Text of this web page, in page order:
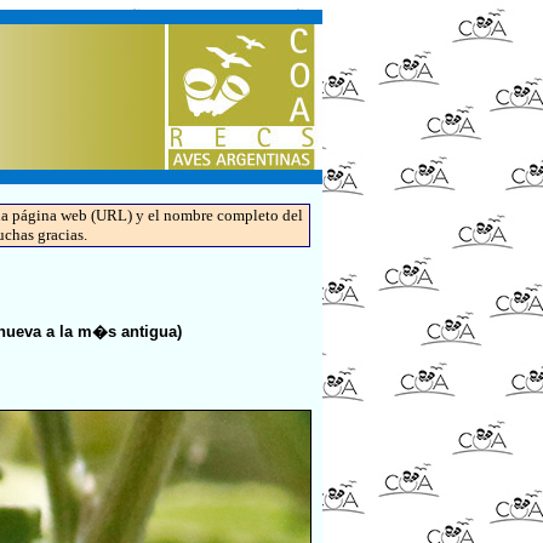
página web (URL) y el nombre completo del
gracias.
a la m�s antigua)